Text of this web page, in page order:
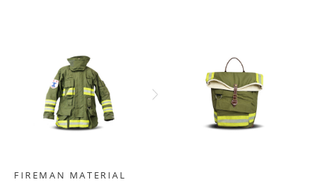
FIREMAN MATERIAL